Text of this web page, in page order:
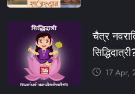
चैत्र
रंग,17 Apr,